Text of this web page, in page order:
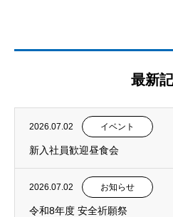
最新
2026.07.02 イベント
新入社員歓迎昼食会
2026.07.02 お知らせ
令和8年度 安全祈願祭